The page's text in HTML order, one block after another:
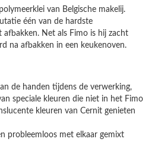
van Belgische makelij.
één van de hardste
afbakken. Net als Fimo is hij zacht
na afbakken in een keukenoven.
de handen tijdens de verwerking,
speciale kleuren die niet in het Fimo
kleuren van Cernit genieten
probleemloos met elkaar gemixt